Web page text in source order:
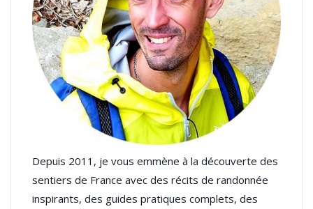
Depuis 2011, je vous emmène à la découverte des
sentiers de France avec des récits de randonnée
inspirants, des guides pratiques complets, des